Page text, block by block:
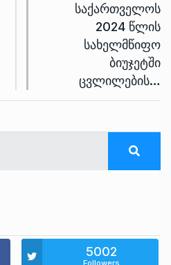
საქართველოს
2024 წლის
სახელმწიფო
ბიუჯეტში
ცვლილების…
5002
Followers